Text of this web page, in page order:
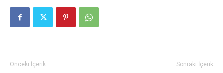
Önceki İçerik Sonraki İçerik